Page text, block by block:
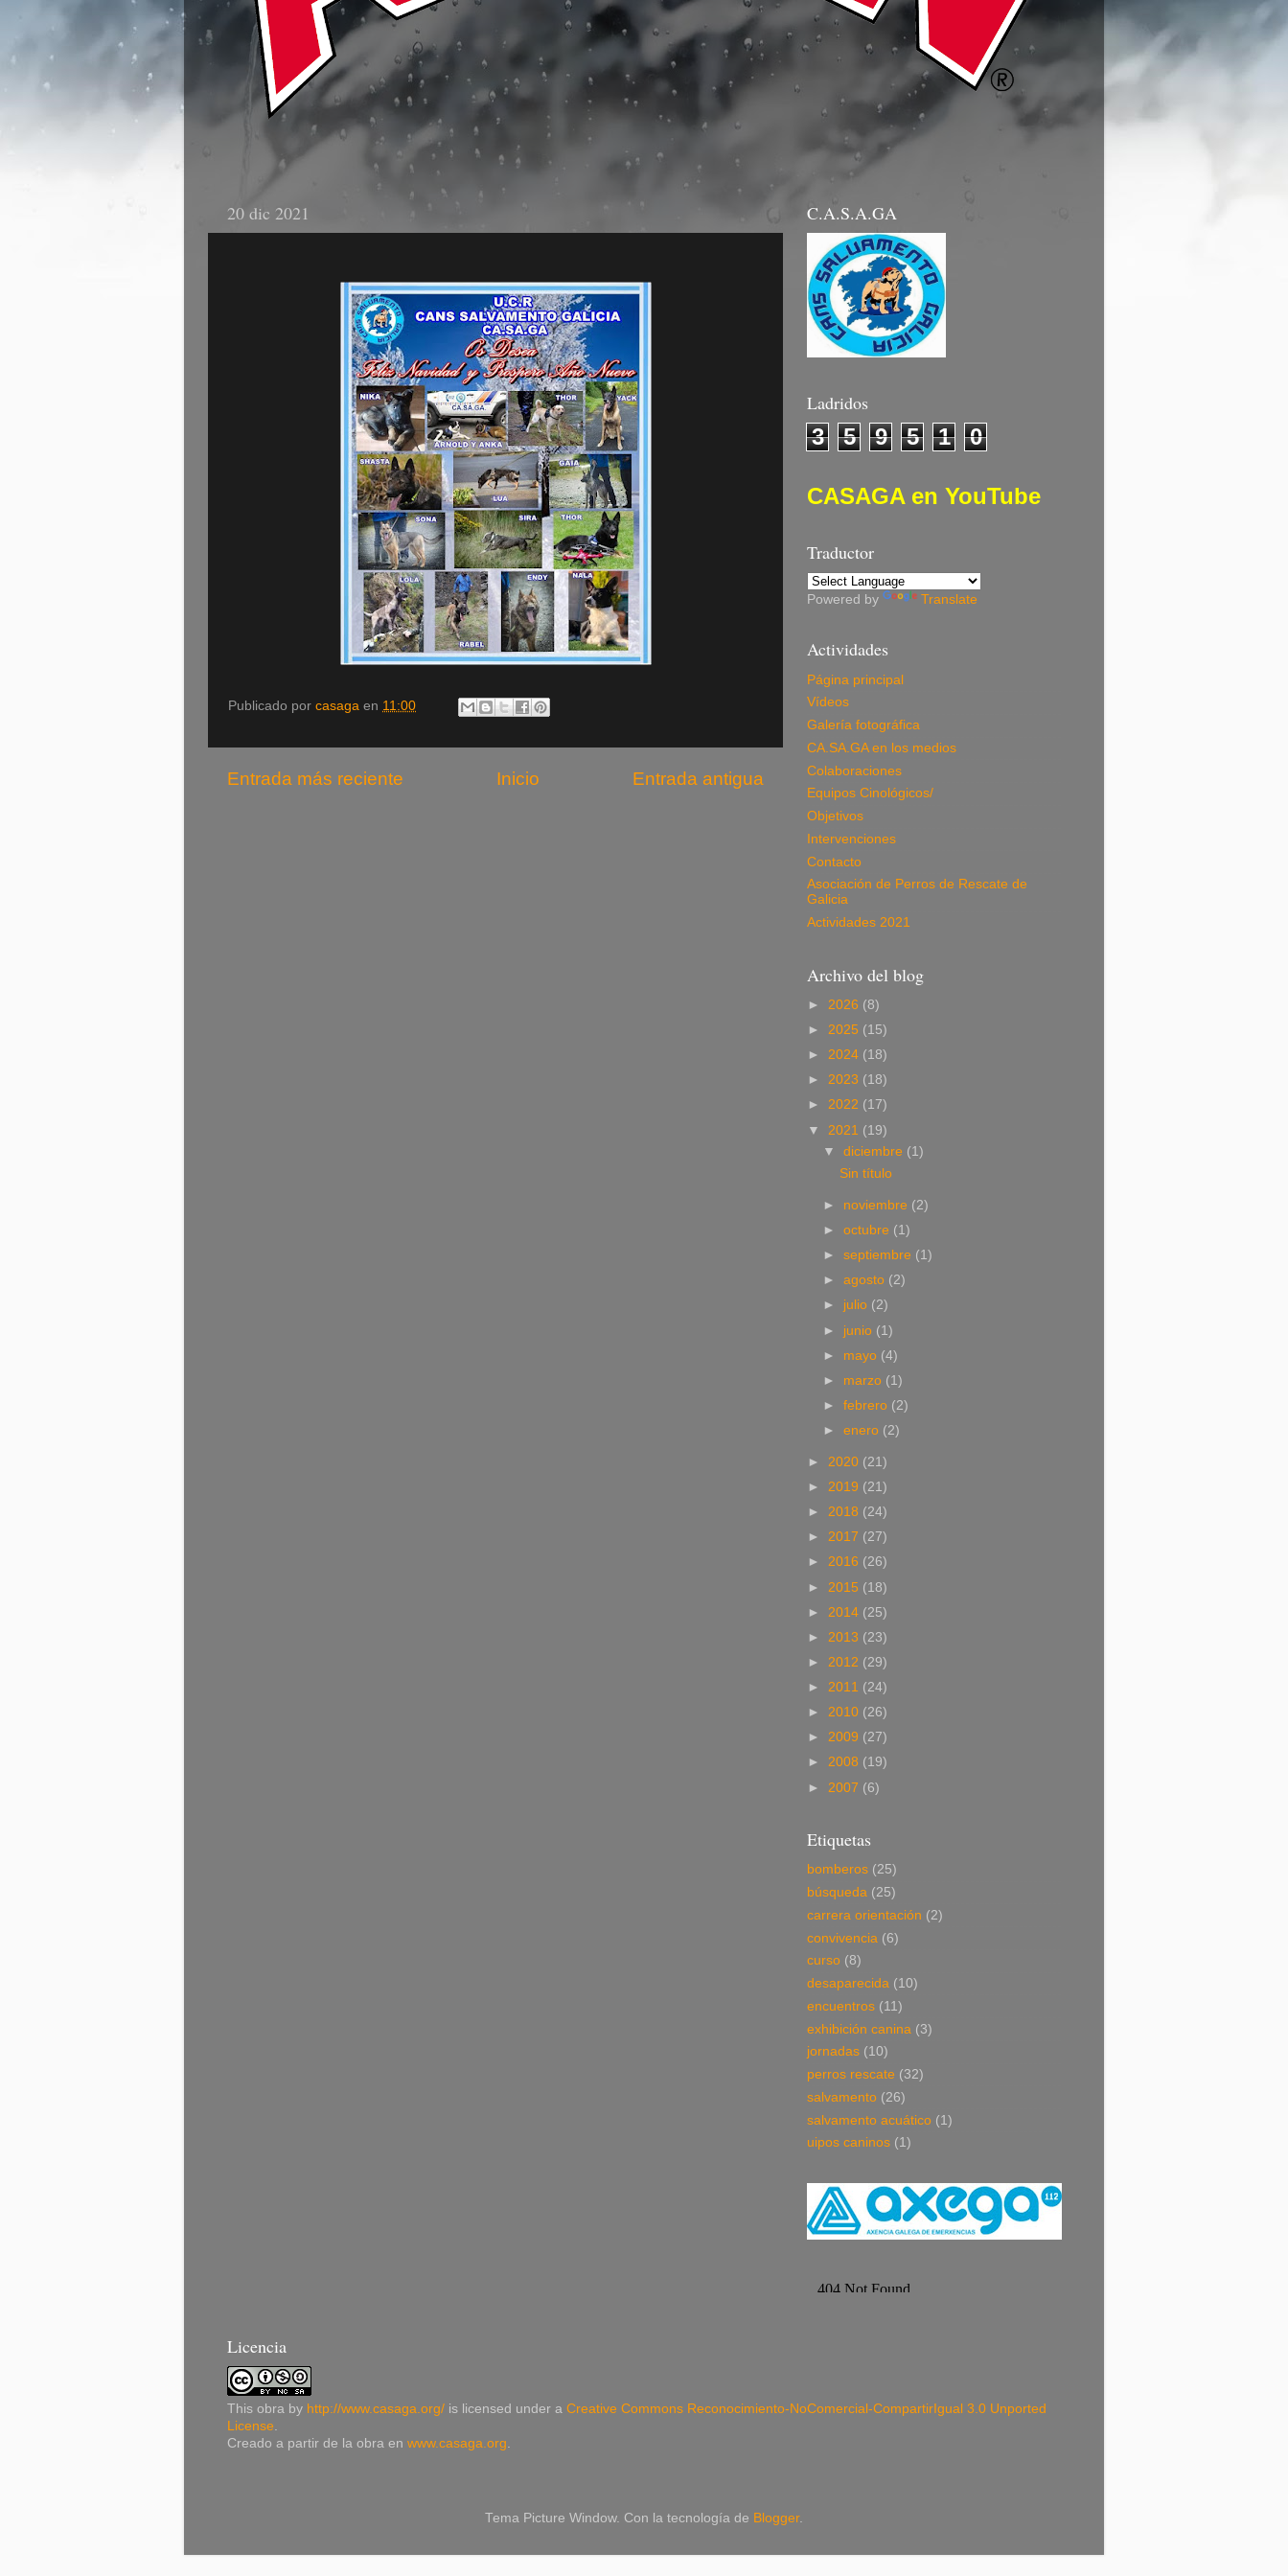
20 dic 2021
Publicado por casaga en 11:00
Entrada más reciente Entrada antigua
Inicio
C.A.S.A.GA
Ladridos
3 5 9 5 1 0
CASAGA en YouTube
Traductor
Powered by Translate
Actividades
Página principal
Vídeos
Galería fotográfica
CA.SA.GA en los medios
Colaboraciones
Equipos Cinológicos/
Objetivos
Intervenciones
Contacto
Asociación de Perros de Rescate de
Galicia
Actividades 2021
Archivo del blog
► 2026 (8)
► 2025 (15)
► 2024 (18)
► 2023 (18)
► 2022 (17)
▼ 2021 (19)
▼diciembre (1)
Sin título
► noviembre (2)
►octubre (1)
►septiembre (1)
►agosto (2)
► julio (2)
► junio (1)
► mayo (4)
► marzo (1)
►febrero (2)
►enero (2)
► 2020 (21)
► 2019 (21)
► 2018 (24)
► 2017 (27)
► 2016 (26)
► 2015 (18)
► 2014 (25)
► 2013 (23)
► 2012 (29)
► 2011 (24)
► 2010 (26)
► 2009 (27)
► 2008 (19)
► 2007 (6)
Etiquetas
bomberos (25)
búsqueda (25)
carrera orientación (2)
convivencia (6)
curso (8)
desaparecida (10)
encuentros (11)
exhibición canina (3)
jornadas (10)
perros rescate (32)
salvamento (26)
salvamento acuático (1)
uipos caninos (1)
Licencia
This obra by http://www.casaga.org/ is licensed under a Creative Commons Reconocimiento-NoComercial-CompartirIgual 3.0 Unported
License
Creado a partir de la obra en www.casaga.org
Tema Picture Window. Con la tecnología de Blogger.